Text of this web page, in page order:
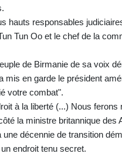
hauts responsables
Tun Oo et le chef de la
de Birmanie de sa voix
mis en garde le président
votre combat".
à la liberté (...) Nous
la ministre britannique des
décennie de transition
endroit tenu secret.